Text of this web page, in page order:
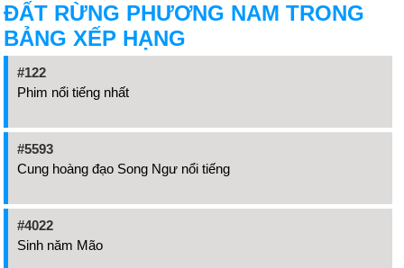
ĐẤT RỪNG PHƯƠNG NAM TRONG
BẢNG XẾP HẠNG
#122
Phim nổi tiếng nhất
#5593
Cung hoàng đạo Song Ngư nổi tiếng
#4022
Sinh năm Mão